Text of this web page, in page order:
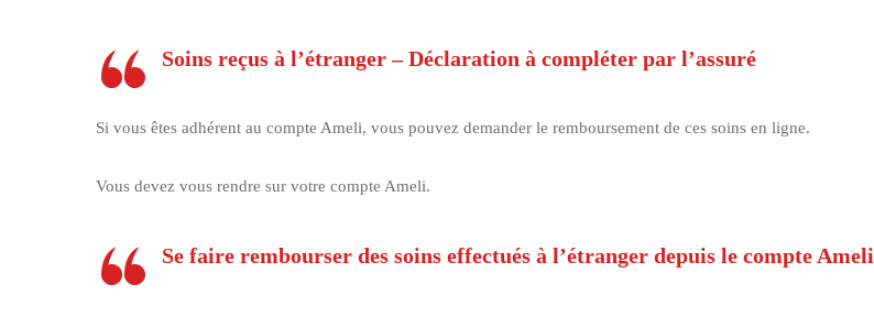
Soins reçus à l’étranger – Déclaration à compléter par l’assuré
Si vous êtes adhérent au compte Ameli, vous pouvez demander le remboursement de ces soins en ligne.
Vous devez vous rendre sur votre compte Ameli.
Se faire rembourser des soins effectués à l’étranger depuis le compte Ameli